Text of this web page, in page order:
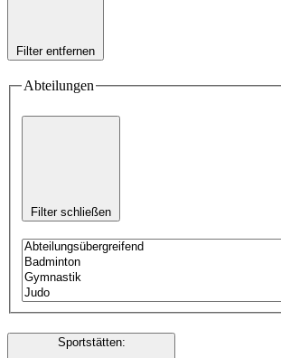
Filter entfernen
Abteilungen
Filter schließen
Sportstätten: